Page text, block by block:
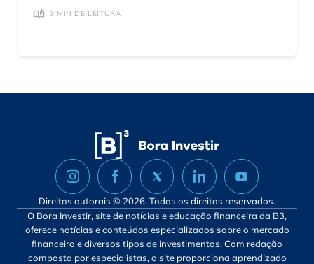
3 MIN DE LEITURA
Direitos autorais © 2026. Todos os direitos reservados.
O Bora Investir, site de notícias e educação financeira da B3,
oferece notícias e conteúdos especializados sobre o mercado
financeiro e diversos tipos de investimentos. Com redação
composta por especialistas, o site proporciona aprendizado